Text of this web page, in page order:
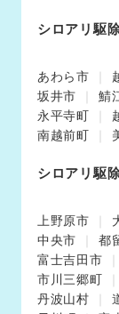
シロアリ駆
あわら市
坂井市
鯖
永平寺町
南越前町
シロアリ駆
上野原市
中央市
都
富士吉田市
市川三郷町
丹波山村